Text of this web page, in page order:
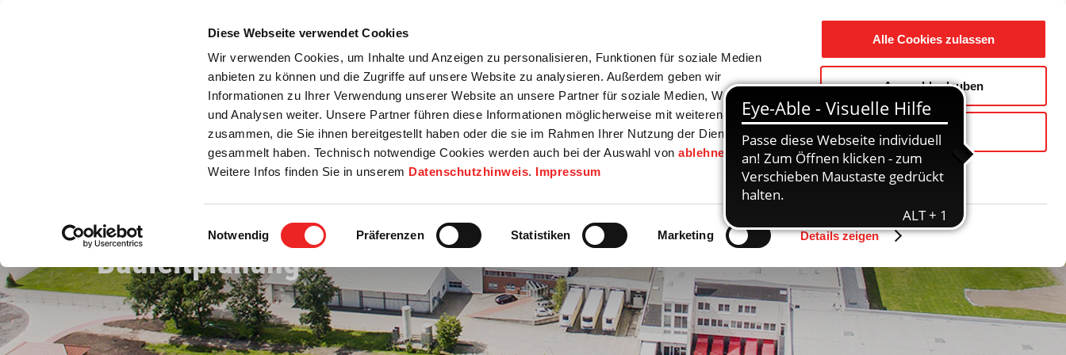
Diese Webseite verwendet Cookies
Wir verwenden Cookies, um Inhalte und Anzeigen zu personalisieren, Funktionen für soziale Medien
anbieten zu können und die Zugriffe auf unsere Website zu analysieren. Außerdem geben wir
Informationen zu Ihrer Verwendung unserer Website an unsere Partner für soziale Medien, Werbung
und Analysen weiter. Unsere Partner führen diese Informationen möglicherweise mit weiteren Daten
zusammen, die Sie ihnen bereitgestellt haben oder die sie im Rahmen Ihrer Nutzung der Dienste
gesammelt haben. Technisch notwendige Cookies werden auch bei der Auswahl vonablehnen
gesetzt.
Weitere Infos finden Sie in unserem Datenschutzhinweis. Impressum
Einwilligungsauswahl
Notwendig Präferenzen Statistiken Marketing Details zeigen
Alle Cookies zulassen
Auswahl erlauben
Ablehnen
Startseite
Bürgerservice Rats- / Bürgerinfo Wirtschaft / Wohnen Bildung / Soziales Touristik / Freizeit Gemeinde / Geschichte
Bauleitplanung